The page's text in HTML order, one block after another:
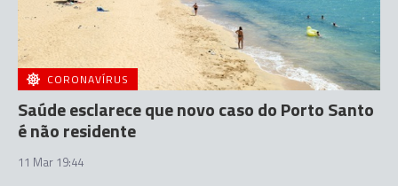
CORONAVÍRUS
Saúde esclarece que novo caso do Porto Santo
é não residente
11 Mar 19:44